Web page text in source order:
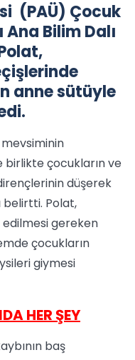
(PAÜ) Çocuk
Ana Bilim Dalı
anne sütüyle
birlikte çocukların ve
düşerek
belirtti. Polat,
gereken
çocukların
giymesi
HER ŞEY
baş